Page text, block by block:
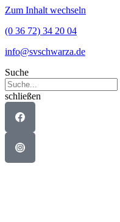
Zum Inhalt wechseln
(0 36 72) 34 20 04
info@svschwarza.de
Suche
schließen